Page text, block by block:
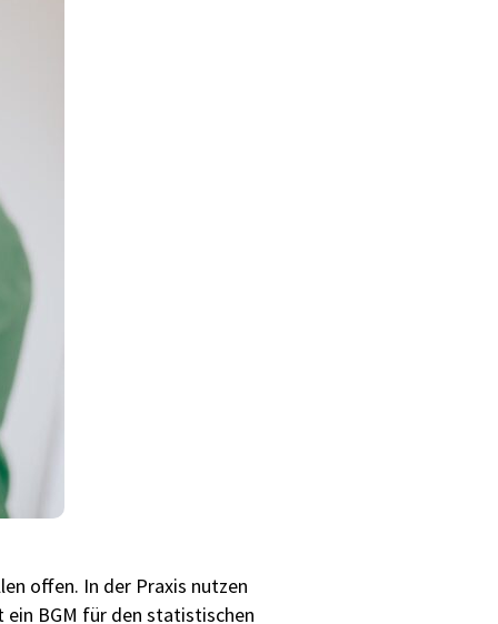
offen. In der Praxis nutzen
BGM für den statistischen